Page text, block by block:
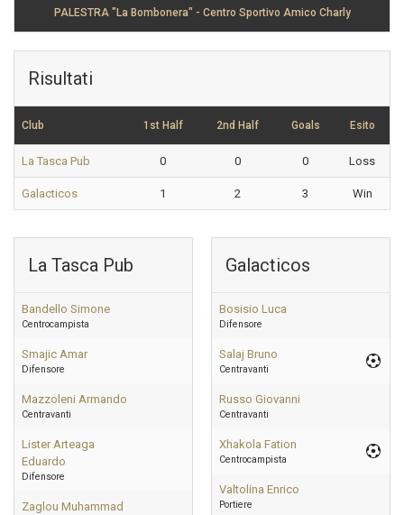
PALESTRA "La Bombonera" - Centro Sportivo Amico Charly
Risultati
Club 1st Half 2nd Half Goals Esito
La Tasca Pub 0 0 0 Loss
Galacticos 1 2 3 Win
La Tasca Pub
Bandello Simone
Centrocampista
Smajic Amar
Difensore
Mazzoleni Armando
Centravanti
Lister Arteaga
Eduardo
Difensore
Zaglou Muhammad
Galacticos
Bosisio Luca
Difensore
Salaj Bruno
Centravanti
Russo Giovanni
Centravanti
Xhakola Fation
Centrocampista
Valtolina Enrico
Portiere